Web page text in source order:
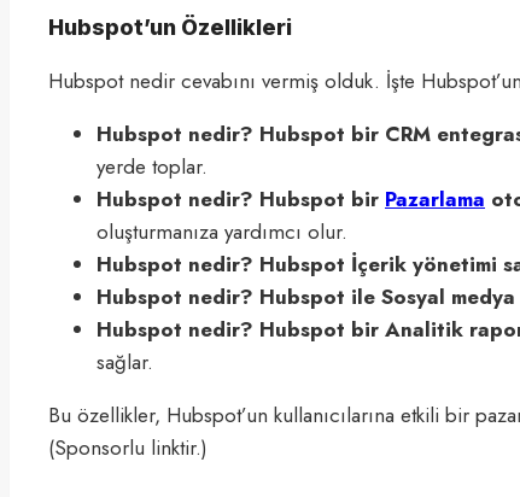
Hubspot’un Özellikleri
Hubspot nedir cevabını vermiş olduk. İşte
Hubspot nedir? Hubspot bir CRM
yerde toplar.
Hubspot nedir? Hubspot bir Pazarlama
oluşturmanıza yardımcı olur.
Hubspot nedir? Hubspot İçerik yönetimi
Hubspot nedir? Hubspot ile Sosyal medya
Hubspot nedir? Hubspot bir Analitik
sağlar.
Bu özellikler, Hubspot’un kullanıcılarına etkili bir
(Sponsorlu linktir.)